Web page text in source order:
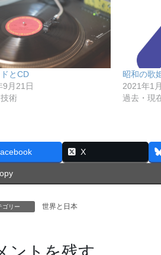
とCD
9月21日
術
昭和の歌
2021年1
過去・現
X
ゴリー 世界と日本